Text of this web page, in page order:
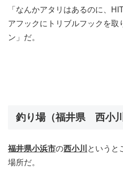
「なんかアタリはあるのに、
アフックにトリブルフックを取
ン」だ。
釣り場（福井県 西小川
福井県小浜市の西小川 というと
場所だ。